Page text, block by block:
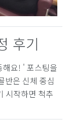
후기
해요! ' 포스팅을
반은 신체 중심
시작하면 척추